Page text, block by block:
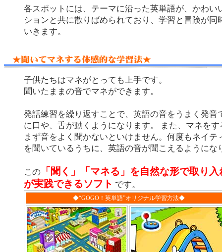
各スポットには、テーマに沿った英単語が、かわい
ションと共に散りばめられており、学習と冒険が同
いきます。
子供たちはマネがとっても上手です。
聞いたままの音でマネができます。
発話練習を繰り返すことで、英語の音をうまく発音
に口や、舌が動くようになります。 また、マネを
まず音をよく聞かないといけません。何度もネイテ
を聞いているうちに、英語の音が聞こえるようにな
この 「聞く」「マネる」を自然な形で取り
が実践できるソフト です。
◆“GOGO！英単語”オリジナル学習方法◆